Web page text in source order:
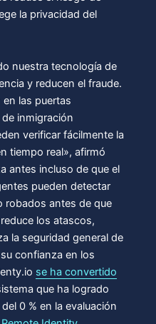
la privacidad del
nuestra tecnología de
y reducen el fraude.
las puertas
inmigración
verificar fácilmente la
tiempo real», afirmó
antes incluso de que el
pueden detectar
robados antes de que
los atascos,
la seguridad general de
confianza en los
se ha convertido
que ha logrado
0 % en la evaluación